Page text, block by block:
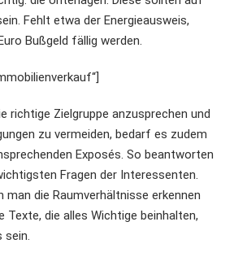
Fehlt etwa der Energieausweis,
Bußgeld fällig werden.
richtige Zielgruppe anzusprechen und
zu vermeiden, bedarf es zudem
Exposés. So beantworten
Fragen der Interessenten.
die Raumverhältnisse erkennen
Texte, die alles Wichtige beinhalten,
sein.